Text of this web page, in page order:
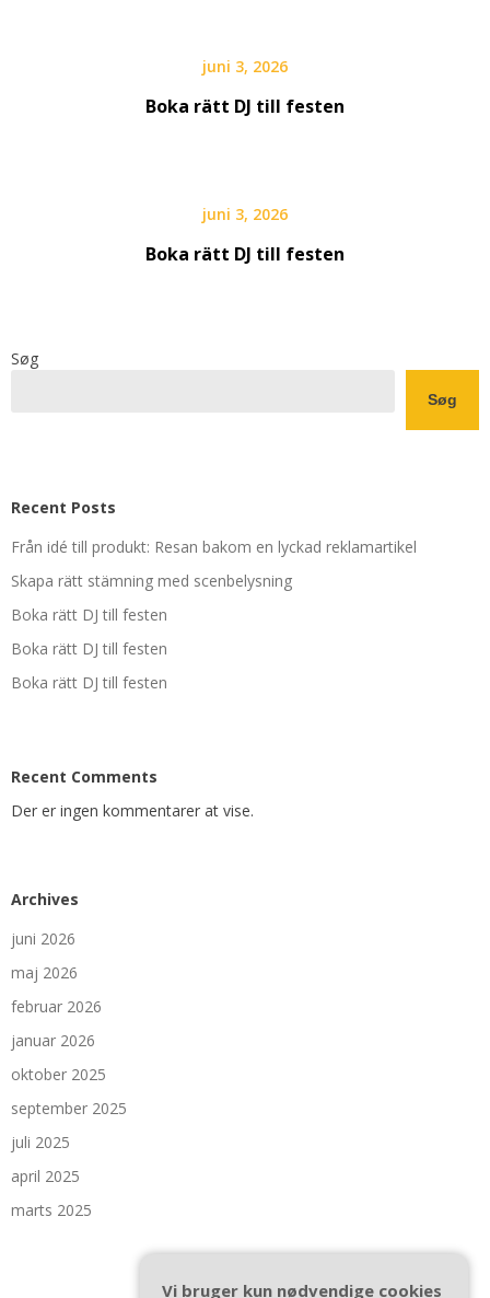
juni 3, 2026
Boka rätt DJ till festen
juni 3, 2026
Boka rätt DJ till festen
Søg
Søg
Recent Posts
Från idé till produkt: Resan bakom en lyckad reklamartikel
Skapa rätt stämning med scenbelysning
Boka rätt DJ till festen
Boka rätt DJ till festen
Boka rätt DJ till festen
Recent Comments
Der er ingen kommentarer at vise.
Archives
juni 2026
maj 2026
februar 2026
januar 2026
oktober 2025
september 2025
juli 2025
april 2025
marts 2025
Vi bruger kun nødvendige cookies